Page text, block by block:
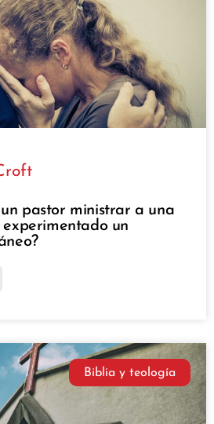
pastor ministrar a una
un
Biblia y teología